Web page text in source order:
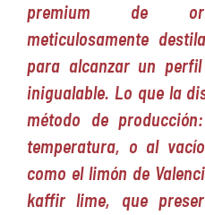
premium de
meticulosamente
para alcanzar un
inigualable. Lo que la
método de
temperatura, o al
como el limón de
kaffir lime, que